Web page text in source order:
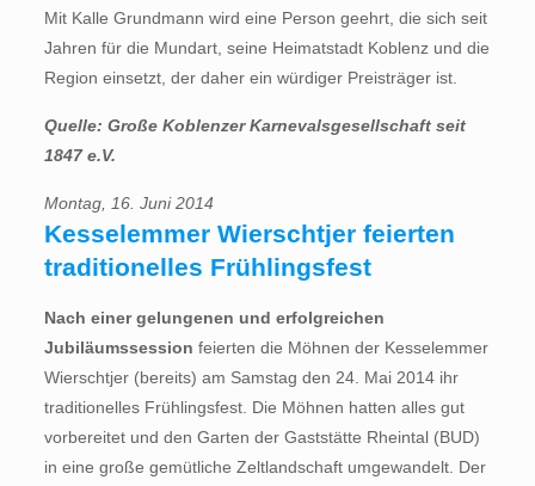
Mit Kalle Grundmann wird eine Person geehrt, die sich seit
Jahren für die Mundart, seine Heimatstadt Koblenz und die
Region einsetzt, der daher ein würdiger Preisträger ist.
Quelle: Große Koblenzer Karnevalsgesellschaft seit
1847 e.V.
Montag, 16. Juni 2014
Kesselemmer Wierschtjer feierten
traditionelles Frühlingsfest
Nach einer gelungenen und erfolgreichen
Jubiläumssession feierten die Möhnen der Kesselemmer
Wierschtjer (bereits) am Samstag den 24. Mai 2014 ihr
traditionelles Frühlingsfest. Die Möhnen hatten alles gut
vorbereitet und den Garten der Gaststätte Rheintal (BUD)
in eine große gemütliche Zeltlandschaft umgewandelt. Der